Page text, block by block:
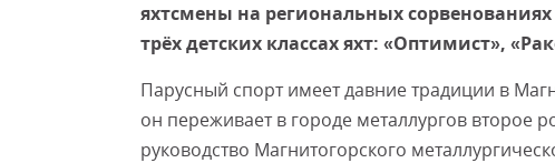
яхтсмены на региональных сорвенованиях
трёх детских классах яхт: «Оптимист»,
Парусный спорт имеет давние традиции в
он переживает в городе металлургов второе
руководство Магнитогорского